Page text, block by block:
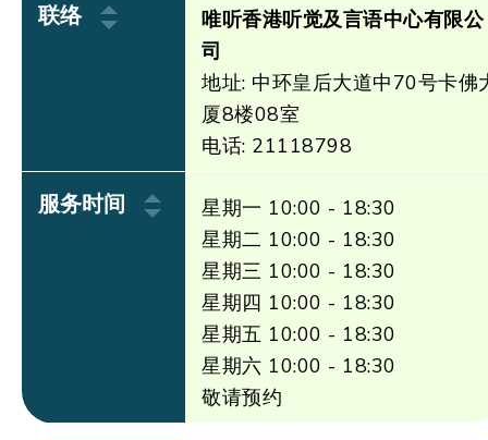
联络
唯听香港听觉及言语中心有限公
司
地址: 中环皇后大道中70号卡佛
厦8楼08室
电话: 21118798
服务时间
星期一 10:00 - 18:30
星期二 10:00 - 18:30
星期三 10:00 - 18:30
星期四 10:00 - 18:30
星期五 10:00 - 18:30
星期六 10:00 - 18:30
敬请预约